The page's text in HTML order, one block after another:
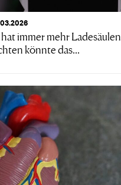
immer mehr
könnte das...